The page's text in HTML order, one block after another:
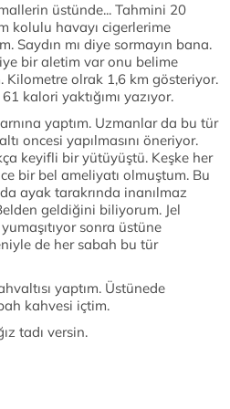
üstünde... Tahmini 20
kolulu havayı cigerlerime
Saydın mı diye sormayın bana.
bir aletim var onu belime
Kilometre olrak 1,6 km gösteriyor.
kalori yaktığımı yazıyor.
yaptım. Uzmanlar da bu tür
oncesi yapılmasını öneriyor.
keyifli bir yütüyüştü. Keşke her
bir bel ameliyatı olmuştum. Bu
ayak tarakrında inanılmaz
geldiğini biliyorum. Jel
sonra üstüne
de her sabah bu tür
yaptım. Üstünede
kahvesi içtim.
tadı versin.